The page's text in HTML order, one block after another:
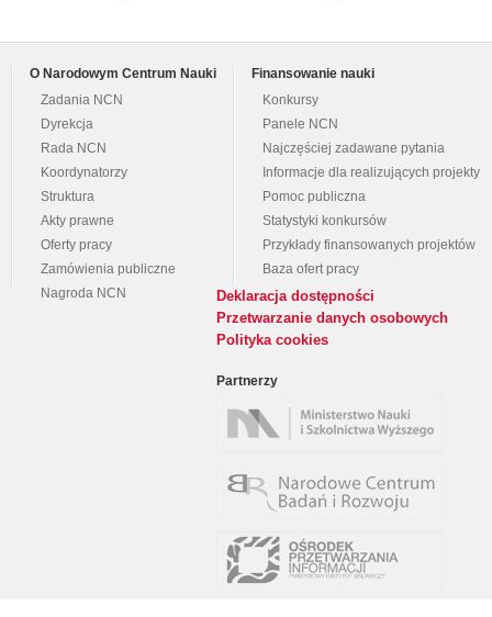
O Narodowym Centrum Nauki
Zadania NCN
Dyrekcja
Rada NCN
Koordynatorzy
Struktura
Akty prawne
Oferty pracy
Zamówienia publiczne
Nagroda NCN
Finansowanie nauki
Konkursy
Panele NCN
Najczęściej zadawane pytania
Informacje dla realizujących projekty
Pomoc publiczna
Statystyki konkursów
Przykłady finansowanych projektów
Baza ofert pracy
Deklaracja dostępności
Przetwarzanie danych osobowych
Polityka cookies
Partnerzy